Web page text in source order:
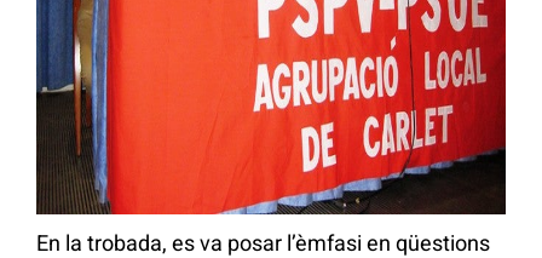
En la trobada, es va posar l’èmfasi en qüestions